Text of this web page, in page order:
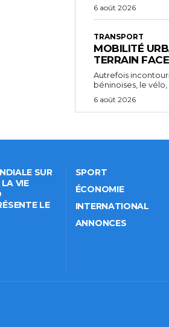
6 août 2026
TRANSPORT
MOBILITÉ
TERRAIN
Autrefois
béninoises, le
6 août 2026
SUR
VIE
LE
SPORT
ÉCONOMIE
INTERNATIONAL
ANNONCES